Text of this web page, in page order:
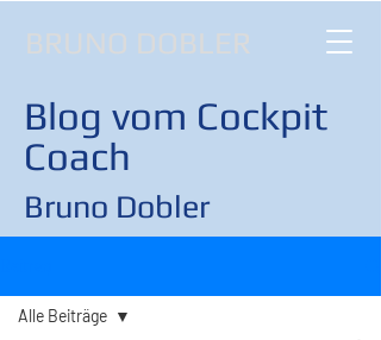
BRUNO DOBLER
Blog vom Cockpit
Coach
Bruno Dobler
Alle Beiträge